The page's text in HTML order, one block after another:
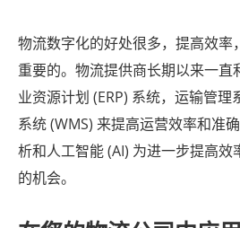
物流数字化的好处很多，提高效率
重要的。物流提供商长期以来一直
业资源计划 (ERP) 系统，运输管理
系统 (WMS) 来提高运营效率和准
析和人工智能 (AI) 为进一步提高
的机会。